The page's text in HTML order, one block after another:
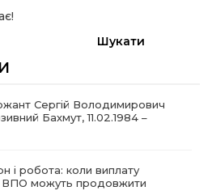
Сергій Володимирович
Бахмут, 11.02.1984 –
і робота: коли виплату
ВПО можуть продовжити